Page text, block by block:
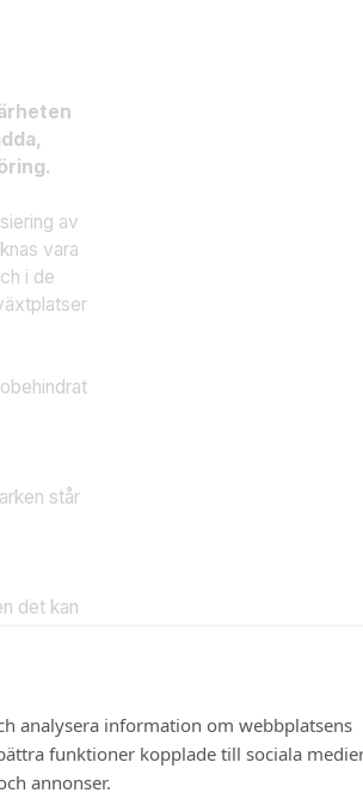
analysera information om webbplatsens
funktioner kopplade till sociala
annonser.
av
vara
i de
står
det kan
ut
om
så